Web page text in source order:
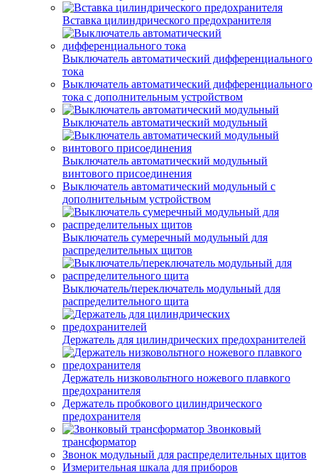
Вставка цилиндрического предохранителя
Выключатель автоматический дифференциального
тока
Выключатель автоматический дифференциального
тока с дополнительным устройством
Выключатель автоматический модульный
Выключатель автоматический модульный
винтового присоединения
Выключатель автоматический модульный с
дополнительным устройством
Выключатель сумеречный модульный для
распределительных щитов
Выключатель/переключатель модульный для
распределительного щита
Держатель для цилиндрических предохранителей
Держатель низковольтного ножевого плавкого
предохранителя
Держатель пробкового цилиндрического
предохранителя
Звонковый
трансформатор
Звонок модульный для распределительных щитов
Измерительная шкала для приборов